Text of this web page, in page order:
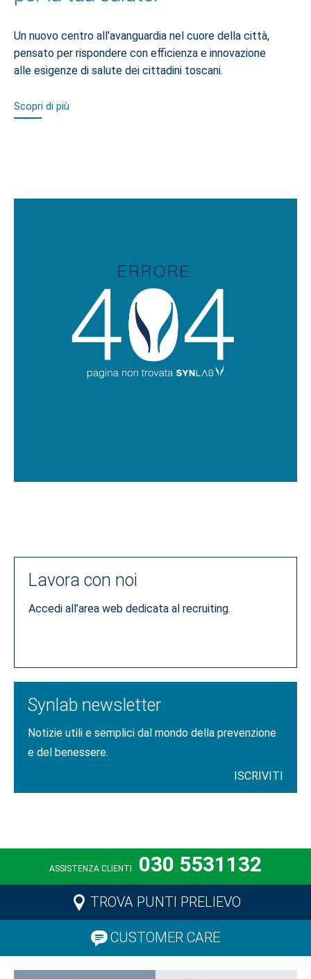
Un nuovo centro all’avanguardia nel cuore della città,
pensato per rispondere con efficienza e innovazione
alle esigenze di salute dei cittadini toscani.
Scopri di più
Lavora con noi
Accedi all’area web dedicata al recruiting.
Synlab newsletter
Notizie utili e semplici dal mondo della prevenzione
e del benessere.
ISCRIVITI
ASSISTENZA CLIENTI 030 5531132
TROVA PUNTI PRELIEVO
CUSTOMER CARE